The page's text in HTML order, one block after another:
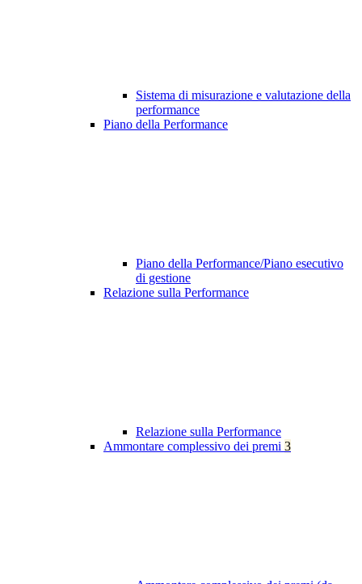
Sistema di misurazione e valutazione della
performance
Piano della Performance
Piano della Performance/Piano esecutivo
di gestione
Relazione sulla Performance
Relazione sulla Performance
Ammontare complessivo dei premi 3